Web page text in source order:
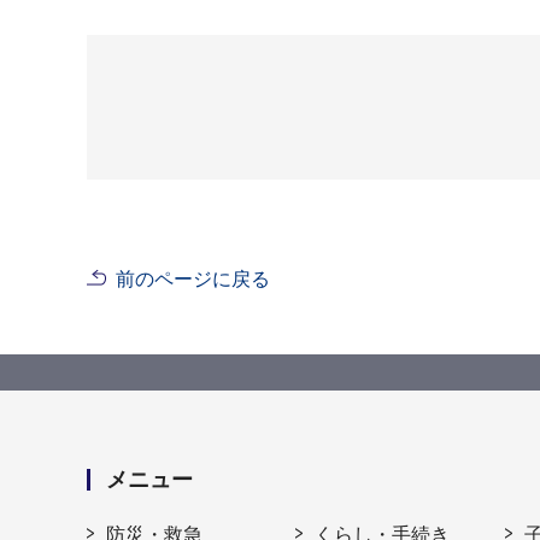
前のページに戻る
メニュー
防災・救急 くらし・手続き